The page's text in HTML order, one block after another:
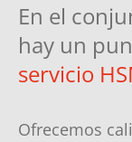
En el
hay un
servicio
Ofrecemos